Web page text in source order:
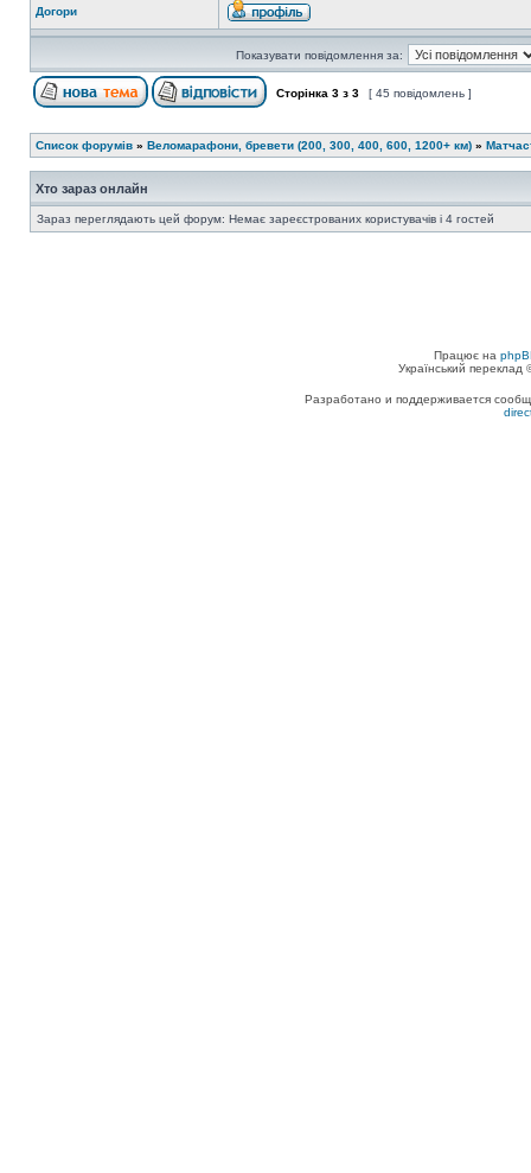
Догори
Показувати повідомлення за:
Сторінка 3 з 3 [ 45 повідомлень ]
Список форумів » Веломарафони, бревети (200, 300, 400, 600, 1200+ км) »
Хто зараз онлайн
Зараз переглядають цей форум: Немає зареєстрованих користувачів і 4 гостей
Працює на
Український
Разработано и поддерживается